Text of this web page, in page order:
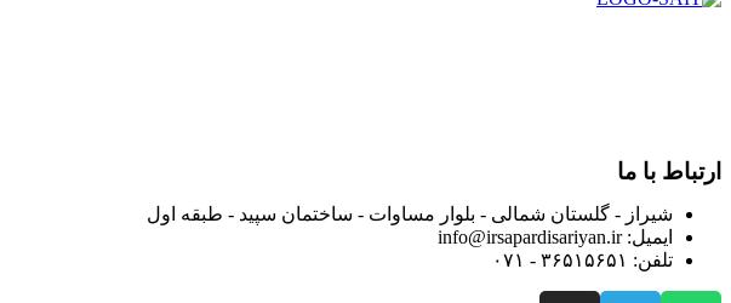
ارتباط با ما
شیراز - گلستان شمالی - بلوار مساوات - ساختمان سپید - طبقه اول
ایمیل: info@irsapardisariyan.ir
تلفن: ۳۶۵۱۵۶۵۱ - ۰۷۱